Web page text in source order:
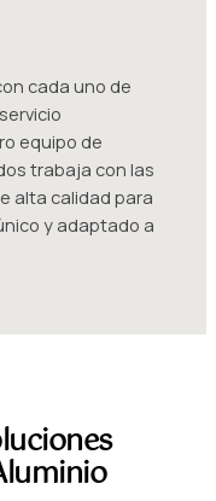
cada uno de
equipo de
trabaja con las
alta calidad para
y adaptado a